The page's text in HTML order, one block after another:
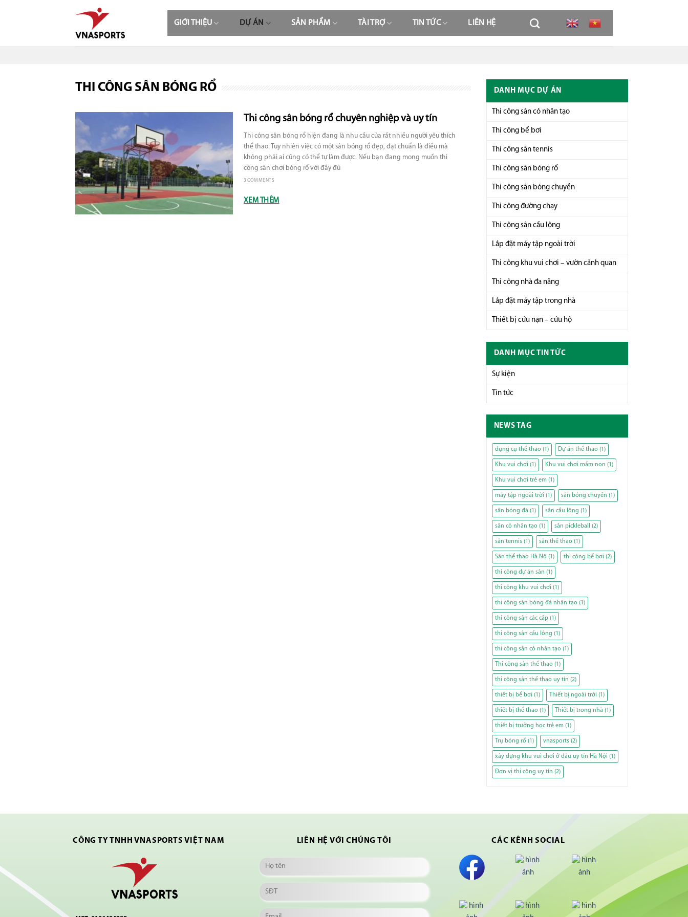
GIỚI THIỆU DỰ ÁN SẢN PHẨM TÀI TRỢ TIN TỨC LIÊN HỆ
THI CÔNG SÂN BÓNG RỔ
Thi công sân bóng rổ chuyên nghiệp và uy tín
Thi công sân bóng rổ hiện đang là nhu cầu của rất nhiều người yêu thích
thể thao. Tuy nhiên việc có một sân bóng rổ đẹp, đạt chuẩn là điều mà
không phải ai cũng có thể tự làm được. Nếu bạn đang mong muốn thi
công sân chơi bóng rổ với đầy đủ
3 COMMENTS
XEM THÊM
DANH MỤC DỰ ÁN
Thi công sân cỏ nhân tạo
Thi công bể bơi
Thi công sân tennis
Thi công sân bóng rổ
Thi công sân bóng chuyền
Thi công đường chạy
Thi công sân cầu lông
Lắp đặt máy tập ngoài trời
Thi công khu vui chơi – vườn cảnh quan
Thi công nhà đa năng
Lắp đặt máy tập trong nhà
Thiết bị cứu nạn – cứu hộ
DANH MỤC TIN TỨC
Sự kiện
Tin tức
NEWS TAG
dụng cụ thể thao (1) Dự án thể thao (1)
Khu vui chơi (1) Khu vui chơi mầm non (1)
Khu vui chơi trẻ em(1)
máy tập ngoài trời (1) sân bóng chuyền (1)
sân bóng đá (1) sân cầu lông (1)
sân cỏ nhân tạo (1) sân pickleball (2)
sân tennis(1) sân thể thao (1)
Sân thể thao Hà Nộ (1) thi công bể bơi (2)
thi công dự án sân (1)
thi công khu vui chơi (1)
thi công sân bóng đá nhân tạo (1)
thi công sân các cấp(1)
thi công sân cầu lông (1)
thi công sân cỏ nhân tạo (1)
Thi công sân thể thao (1)
thi công sân thể thao uy tín (2)
thiết bị bể bơi (1) Thiết bị ngoài trời (1)
thiết bị thể thao (1) Thiết bị trong nhà (1)
thiết bị trường học trẻ em(1)
Trụ bóng rổ (1) vnasports(2)
xây dựng khu vui chơi ở đâu uy tín Hà Nội (1)
Đơn vị thi công uy tín (2)
CÔNG TY TNHH VNASPORTS VIỆT NAM LIÊN HỆ VỚI CHÚNG TÔI CÁC KÊNH SOCIAL